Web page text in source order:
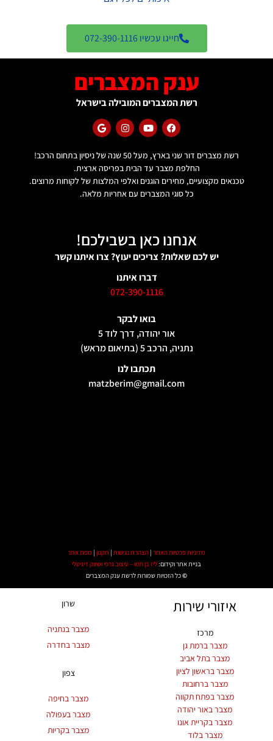
חייגו עכשיו 072-390-1116
ענק המצברים
רשת המצברים המובילה בישראל
רשת מצברים דור שני בארץ, מעל 50 שנה של ניסיון בתחום הרכב!
החלפת מצבר עד הבית בפריסה ארצית.
טכנאים מקצועיים, מחירים הוגנים ואלפי המלצות של לקוחות מרוצים.
כל סוגי המצברים עם אחריות מלאה.
אנחנו כאן בשבילכם!
יש לכם שאלות? צריכים יעוץ? צרו איתנו קשר
דברו איתנו
072-390-1116
בואו לבקר
אור יהודה, דרך לוד 5
נתניה, הרכב 5 (בתיאום מראש)
תכתבו לנו
matzberim@gmail.com
מדיניות פרטיות האתר | הצהרת נגישות | תקנון | מפת אתר
בניית אתר וקידום:ליז בן חמו – עיצוב גרפי ושיווק דיגיטלי
©כל הזכויות שמורות לרשת ענק המצברים
איזורי שירות
מרכז
מצבר ברמת גן
מצבר בתל אביב
מצבר בראשון לציון
מצבר ברחובות
מצבר בפתח תקווה
מצבר באור יהודה
מצבר בקריית אונו
מצבר בלוד
שרון
מצבר בנתניה
מצבר בחדרה
צפון
מצבר בחיפה
מצבר בעפולה
מצבר בקריות